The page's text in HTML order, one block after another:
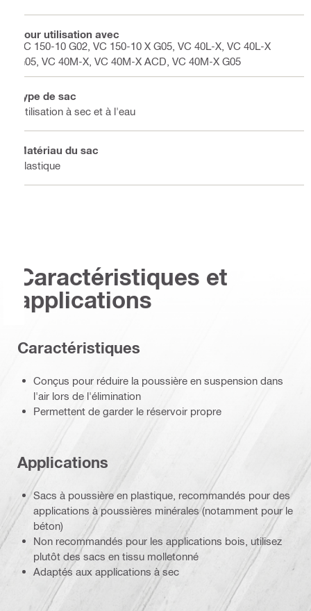
Pour utilisation avec
VC 150-10 G02, VC 150-10 X G05, VC 40L-X, VC 40L-X
G05, VC 40M-X, VC 40M-X ACD, VC 40M-X G05
Type de sac
Utilisation à sec et à l'eau
Matériau du sac
Plastique
Caractéristiques et
applications
Caractéristiques
Conçus pour réduire la poussière en suspension dans
l'air lors de l'élimination
Permettent de garder le réservoir propre
Applications
Sacs à poussière en plastique, recommandés pour des
applications à poussières minérales (notamment pour le
béton)
Non recommandés pour les applications bois, utilisez
plutôt des sacs en tissu molletonné
Adaptés aux applications à sec